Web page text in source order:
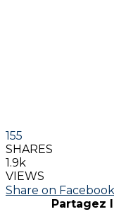
155
SHARES
1.9k
VIEWS
Share on Facebook
Partagez